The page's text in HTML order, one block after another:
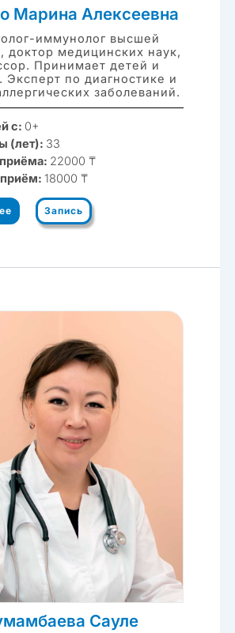
Марина Алексеевна
иммунолог высшей
доктор медицинских наук,
Принимает детей и
Эксперт по диагностике и
заболеваний.
с: 0+
(лет): 33
22000 ₸
18000 ₸
Запись
Сауле